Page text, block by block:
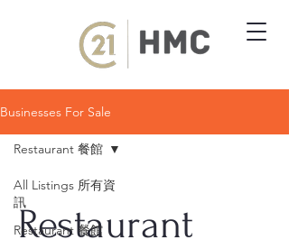
Businesses For Sale
All Listings 所有資
訊
Restaurant 餐館
Restaurant 餐館
Restaurant